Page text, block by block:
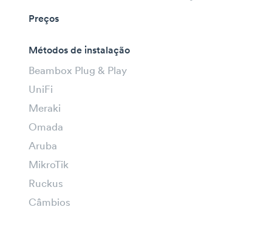
Preços
Métodos de instalação
Beambox Plug & Play
UniFi
Meraki
Omada
Aruba
MikroTik
Ruckus
Câmbios